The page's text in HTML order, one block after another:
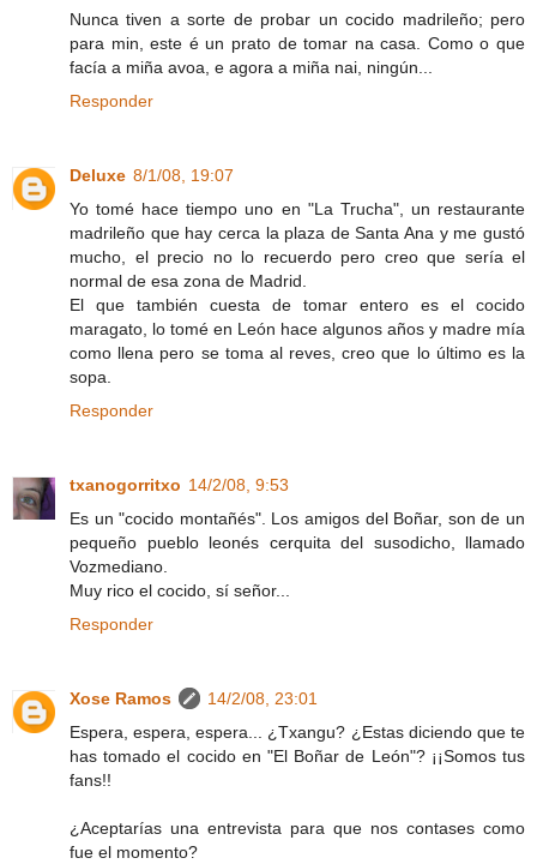
Nunca tiven a sorte de probar un cocido madrileño; pero
para min, este é un prato de tomar na casa. Como o que
facía a miña avoa, e agora a miña nai, ningún...
Responder
Deluxe 8/1/08, 19:07
Yo tomé hace tiempo uno en "La Trucha", un restaurante
madrileño que hay cerca la plaza de Santa Ana y me gustó
mucho, el precio no lo recuerdo pero creo que sería el
normal de esa zona de Madrid.
El que también cuesta de tomar entero es el cocido
maragato, lo tomé en León hace algunos años y madre mía
como llena pero se toma al reves, creo que lo último es la
sopa.
Responder
txanogorritxo 14/2/08, 9:53
Es un "cocido montañés". Los amigos del Boñar, son de un
pequeño pueblo leonés cerquita del susodicho, llamado
Vozmediano.
Muy rico el cocido, sí señor...
Responder
Xose Ramos
14/2/08, 23:01
Espera, espera, espera... ¿Txangu? ¿Estas diciendo que te
has tomado el cocido en "El Boñar de León"? ¡¡Somos tus
fans!!
¿Aceptarías una entrevista para que nos contases como
fue el momento?